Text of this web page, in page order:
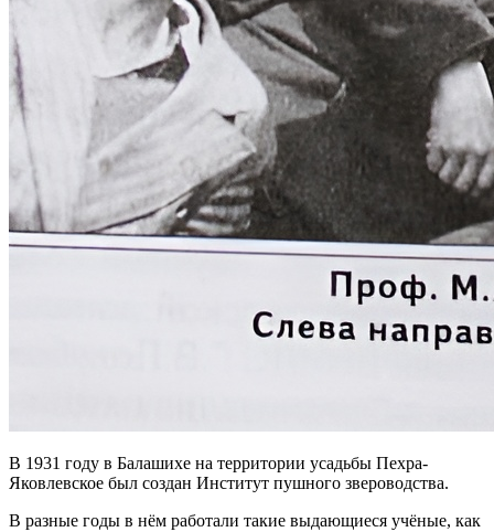
В 1931 году в Балашихе на территории усадьбы Пехра-
Яковлевское был создан Институт пушного звероводства.
В разные годы в нём работали такие выдающиеся учёные, как